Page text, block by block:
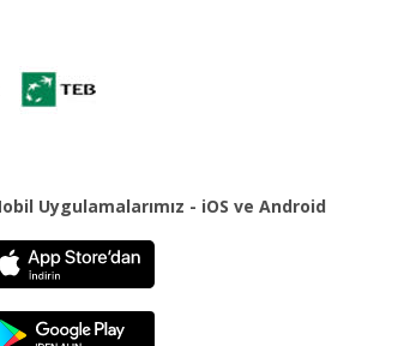
Uygulamalarımız - iOS ve Android